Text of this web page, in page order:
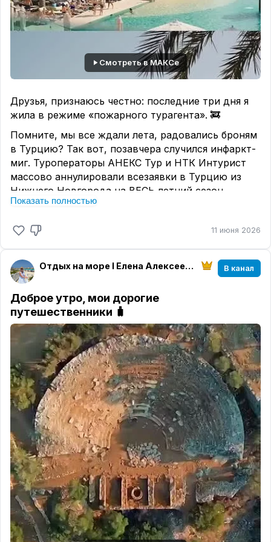
Смотреть в МАКСе
Друзья, признаюсь честно: последние три дня я
жила в режиме «пожарного турагента». 🚒
Помните, мы все ждали лета, радовались броням
в Турцию? Так вот, позавчера случился инфаркт-
миг. Туроператоры АНЕКС Тур и НТК Интурист
массово аннулировали всезаявки в Турцию из
Нижнего Новгорода на ВЕСЬ летний сезон.
лицензию. И всё. Титаник уплыл без нас.
вдруг найдут замену? Посадят другой борт?» 😬
Чуда, увы, не случилось.
Многие туристы остались лицом к лицу с
отменённым отпуском. Кому-то пришлось
судорожно перебронироваться с вылетом из
Казани, Москвы или Самары.
А моих подопечных я просто не могла оставить
на растерзание турбулентности! 🦸‍♀️ Оперативно
перебронировала всех своих туристов у другого
оператора, буквально вытащив их отпуска из
огня.
К чему это привело?
Из 7 (СЕМИ!) туроператоров, летавших в
прошлом году, в живых осталось всего 2 на
миллионный город. Два! В разгар каникул!
Как итог — вчера цены на оставшиеся места
поползли вверх как на дрожжах. Думали взять
«горящий тур» на последней неделе? Забудьте.
Экономика проста: спрос чудовищный,
Показать полностью
11 июня 2026
Отдых на море I Елена Алексеева I МирАмор В канал
Доброе утро, мои дорогие
путешественники 🧳